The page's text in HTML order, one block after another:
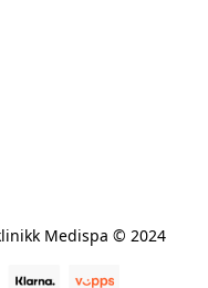
Medispa © 2024